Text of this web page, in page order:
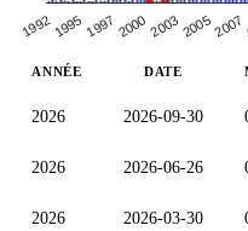
19921995 1997 2000200320052007
ANNÉE DATE
2026 2026-09-30
2026 2026-06-26
2026 2026-03-30